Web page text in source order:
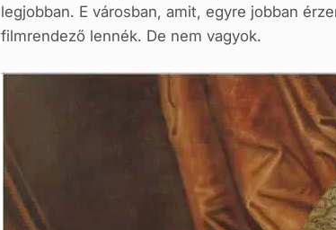
legjobban. E városban, amit, egyre jobban
filmrendező lennék. De nem vagyok.